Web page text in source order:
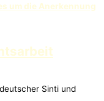
um die Anerkennung
Sinti und